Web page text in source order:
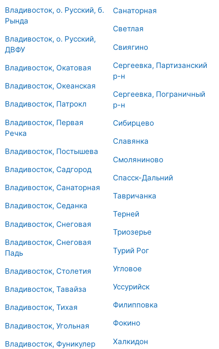
Владивосток, о. Русский, б.
Рында
Владивосток, о. Русский,
ДВФУ
Владивосток, Окатовая
Владивосток, Океанская
Владивосток, Патрокл
Владивосток, Первая
Речка
Владивосток, Постышева
Владивосток, Садгород
Владивосток, Санаторная
Владивосток, Седанка
Владивосток, Снеговая
Владивосток, Снеговая
Падь
Владивосток, Столетия
Владивосток, Тавайза
Владивосток, Тихая
Владивосток, Угольная
Владивосток, Фуникулер
Санаторная
Светлая
Свиягино
Сергеевка, Партизанский
р-н
Сергеевка, Пограничный
р-н
Сибирцево
Славянка
Смоляниново
Спасск-Дальний
Тавричанка
Терней
Триозерье
Турий Рог
Угловое
Уссурийск
Филипповка
Фокино
Халкидон